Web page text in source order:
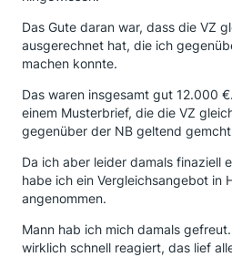
Das Gute daran war, dass die VZ
ausgerechnet hat, die ich
machen konnte.
Das waren insgesamt gut 12.000
einem Musterbrief, die die VZ
gegenüber der NB geltend
Da ich aber leider damals finaziell
habe ich ein Vergleichsangebot in
angenommen.
Mann hab ich mich damals
wirklich schnell reagiert, das lief